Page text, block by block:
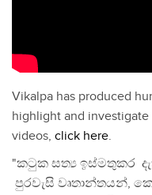
Vikalpa has produced
highlight and
videos, click here.
"කටුක සත්‍ය ඉස්මතුකර
පුරවැසි වෘතාන්තයන්,